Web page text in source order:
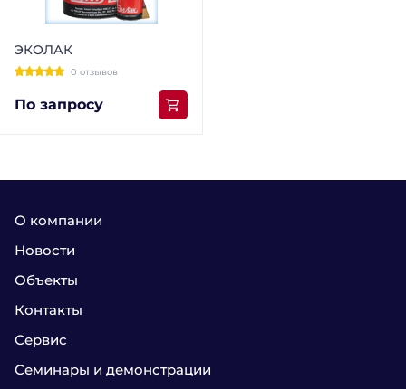
ЭКОЛАК
0 отзывов
По запросу
О компании
Новости
Объекты
Контакты
Сервис
Семинары и демонстрации